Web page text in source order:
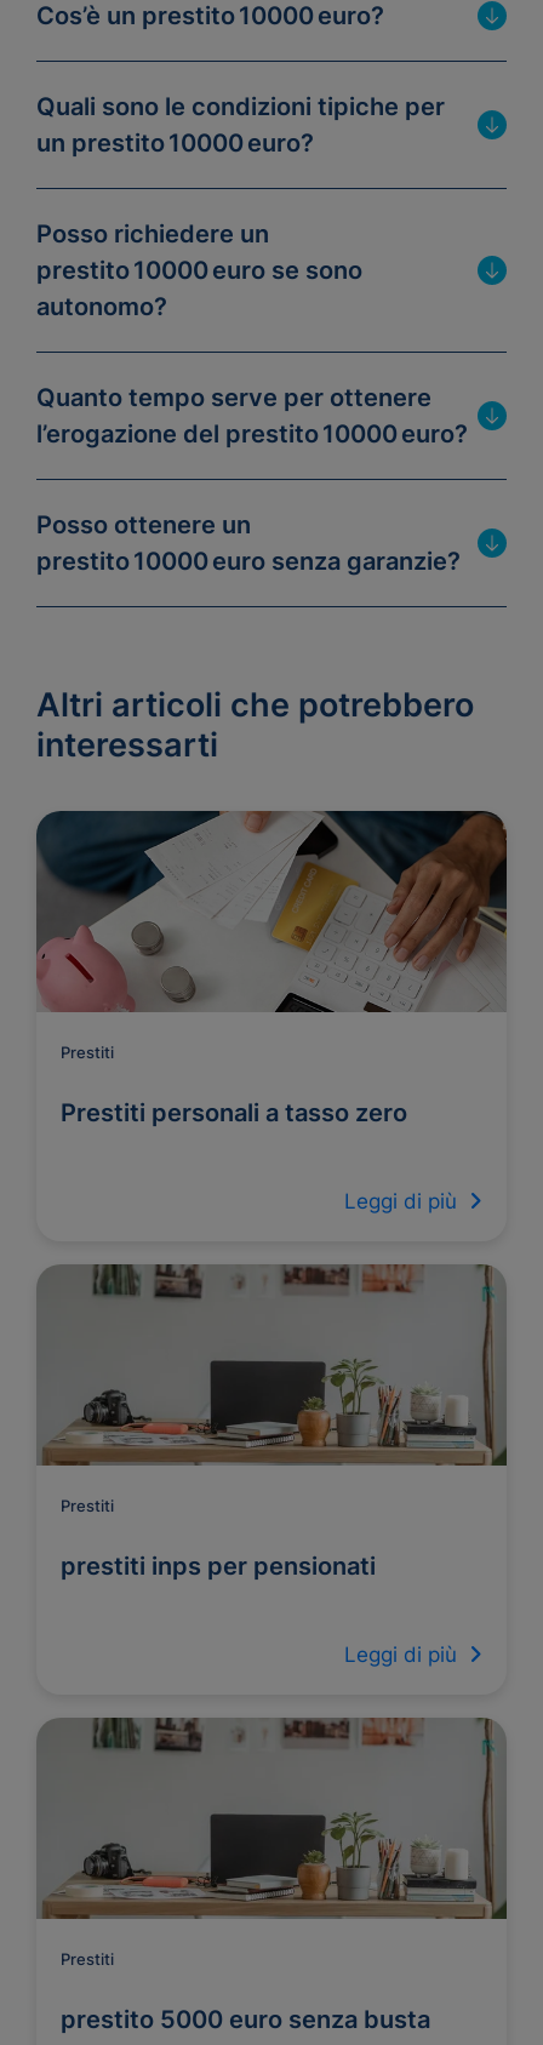
Cos’è un prestito 10000 euro?
Quali sono le condizioni tipiche per
un prestito 10000 euro?
Posso richiedere un
prestito 10000 euro se sono
autonomo?
Quanto tempo serve per ottenere
l’erogazione del prestito 10000 euro?
Posso ottenere un
prestito 10000 euro senza garanzie?
Altri articoli che potrebbero
interessarti
Prestiti
Prestiti personali a tasso zero
Leggi di più
Prestiti
prestiti inps per pensionati
Leggi di più
Prestiti
prestito 5000 euro senza busta